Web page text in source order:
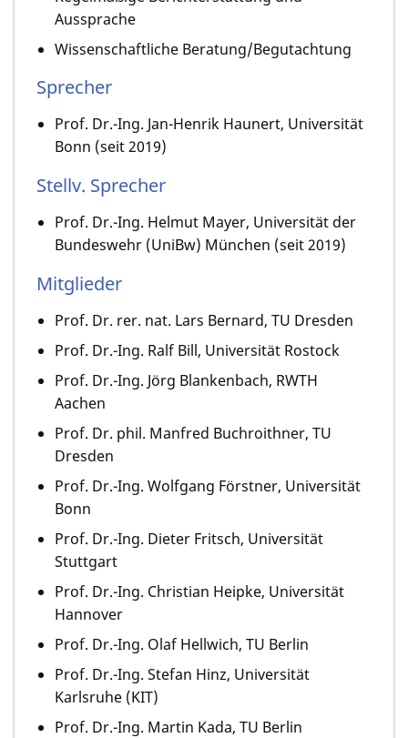
Aussprache
Wissenschaftliche Beratung/Begutachtung
Sprecher
Prof. Dr.-Ing. Jan-Henrik Haunert, Universität
Bonn (seit 2019)
Stellv. Sprecher
Prof. Dr.-Ing. Helmut Mayer, Universität der
Bundeswehr (UniBw) München (seit 2019)
Mitglieder
Prof. Dr. rer. nat. Lars Bernard, TU Dresden
Prof. Dr.-Ing. Ralf Bill, Universität Rostock
Prof. Dr.-Ing. Jörg Blankenbach, RWTH
Aachen
Prof. Dr. phil. Manfred Buchroithner, TU
Dresden
Prof. Dr.-Ing. Wolfgang Förstner, Universität
Bonn
Prof. Dr.-Ing. Dieter Fritsch, Universität
Stuttgart
Prof. Dr.-Ing. Christian Heipke, Universität
Hannover
Prof. Dr.-Ing. Olaf Hellwich, TU Berlin
Prof. Dr.-Ing. Stefan Hinz, Universität
Karlsruhe (KIT)
Prof. Dr.-Ing. Martin Kada, TU Berlin